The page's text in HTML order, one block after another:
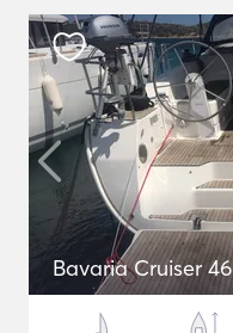
Bavaria Cruiser 46